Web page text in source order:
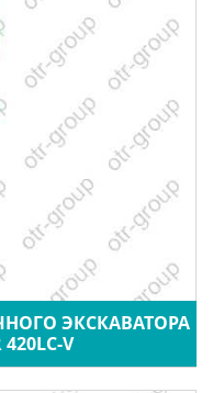
ЭКСКАВАТОРА
V